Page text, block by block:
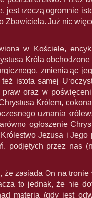
jest rzeczą ogromnie
Już nic
w Kościele,
Króla
zmieniając
istota samej
oraz w
Królem,
uznania
ogłoszenie
Jezusa i
podjętych przez nas
zasiada On na
to jednak, że nie
materią (gdy jest